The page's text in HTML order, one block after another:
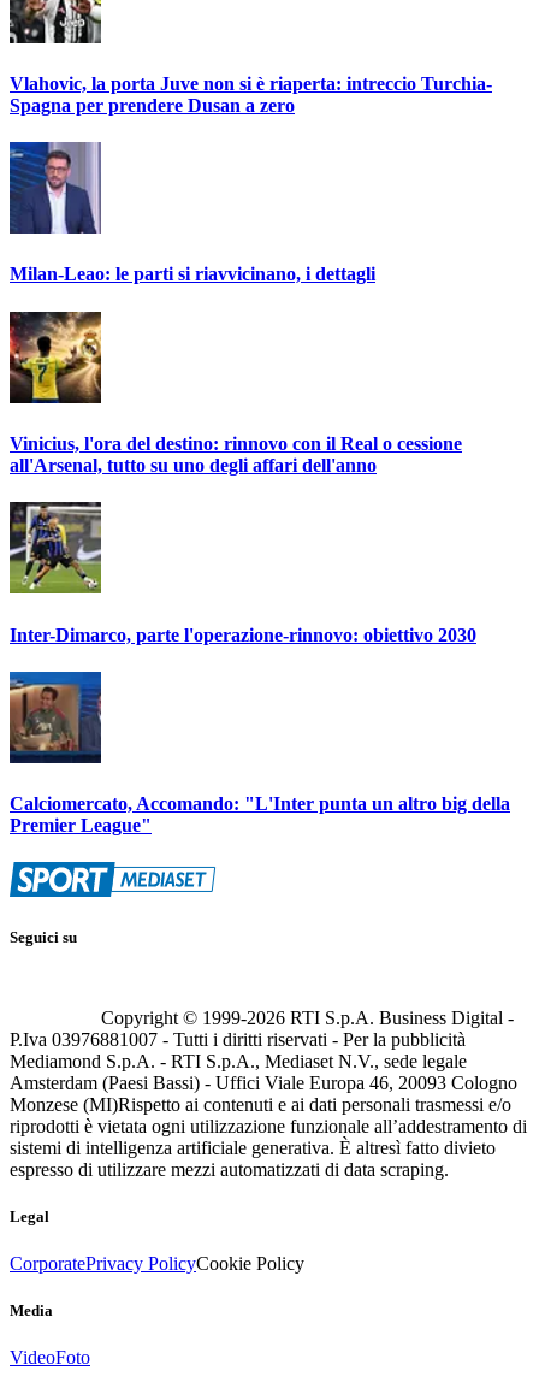
Vlahovic, la porta Juve non si è riaperta: intreccio Turchia-
Spagna per prendere Dusan a zero
Milan-Leao: le parti si riavvicinano, i dettagli
Vinicius, l'ora del destino: rinnovo con il Real o cessione
all'Arsenal, tutto su uno degli affari dell'anno
Inter-Dimarco, parte l'operazione-rinnovo: obiettivo 2030
Calciomercato, Accomando: "L'Inter punta un altro big della
Premier League"
Seguici su
Copyright © 1999-2026 RTI S.p.A. Business Digital -
P.Iva 03976881007 - Tutti i diritti riservati - Per la pubblicità
Mediamond S.p.A. - RTI S.p.A., Mediaset N.V., sede legale
Amsterdam (Paesi Bassi) - Uffici Viale Europa 46, 20093 Cologno
Monzese (MI)Rispetto ai contenuti e ai dati personali trasmessi e/o
riprodotti è vietata ogni utilizzazione funzionale all’addestramento di
sistemi di intelligenza artificiale generativa. È altresì fatto divieto
espresso di utilizzare mezzi automatizzati di data scraping.
Legal
CorporatePrivacy PolicyCookie Policy
Media
VideoFoto